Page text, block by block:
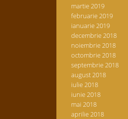
martie 2019
februarie 2019
ianuarie 2019
decembrie 2018
noiembrie 2018
octombrie 2018
septembrie 2018
august 2018
iulie 2018
iunie 2018
mai 2018
aprilie 2018